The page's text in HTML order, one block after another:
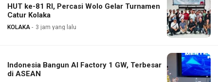
HUT ke-81 RI, Percasi Wolo Gelar Turnamen
Catur Kolaka
KOLAKA 3 jam yang lalu
Indonesia Bangun AI Factory 1 GW, Terbesar
di ASEAN